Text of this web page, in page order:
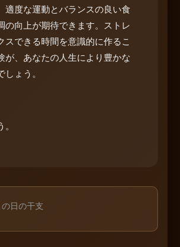
適度な運動とバランスの良い食
の向上が期待できます。ストレ
スできる時間を意識的に作るこ
が、あなたの人生により豊かな
ょう。
の日の干支